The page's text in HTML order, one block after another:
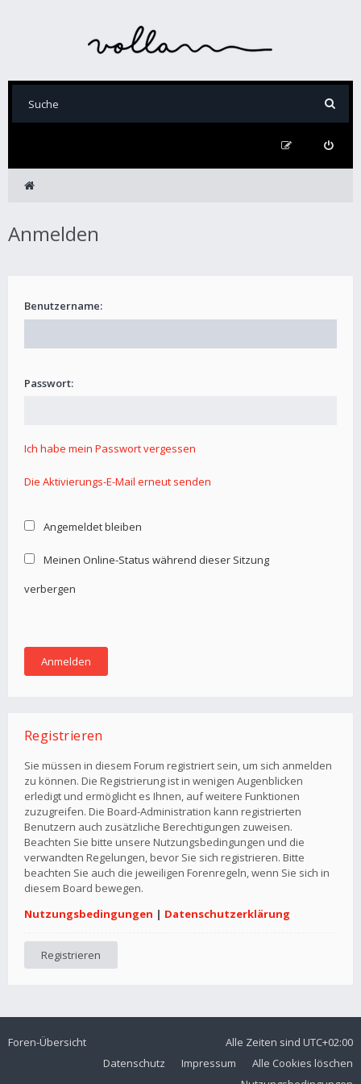
Anmelden
Benutzername:
Passwort:
Ich habe mein Passwort vergessen
Die Aktivierungs-E-Mail erneut senden
Angemeldet bleiben
Meinen Online-Status während dieser Sitzung
verbergen
Registrieren
Sie müssen in diesem Forum registriert sein, um sich anmelden
zu können. Die Registrierung ist in wenigen Augenblicken
erledigt und ermöglicht es Ihnen, auf weitere Funktionen
zuzugreifen. Die Board-Administration kann registrierten
Benutzern auch zusätzliche Berechtigungen zuweisen.
Beachten Sie bitte unsere Nutzungsbedingungen und die
verwandten Regelungen, bevor Sie sich registrieren. Bitte
beachten Sie auch die jeweiligen Forenregeln, wenn Sie sich in
diesem Board bewegen.
Nutzungsbedingungen | Datenschutzerklärung
Registrieren
Foren-Übersicht Alle Zeiten sind UTC+02:00
Alle Cookies löschen
Impressum
Datenschutz